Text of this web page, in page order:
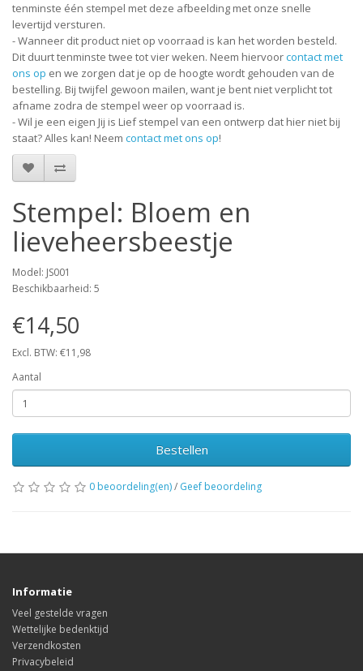
tenminste één stempel met deze afbeelding met onze snelle
levertijd versturen.
- Wanneer dit product niet op voorraad is kan het worden besteld.
Dit duurt tenminste twee tot vier weken. Neem hiervoorcontact met
ons op en we zorgen dat je op de hoogte wordt gehouden van de
bestelling. Bij twijfel gewoon mailen, want je bent niet verplicht tot
afname zodra de stempel weer op voorraad is.
- Wil je een eigen Jij is Lief stempel van een ontwerp dat hier niet bij
staat? Alles kan! Neem contact met ons op!
Stempel: Bloem en
lieveheersbeestje
Model: JS001
Beschikbaarheid: 5
€14,50
Excl. BTW: €11,98
Aantal
Bestellen
0 beoordeling(en)/ Geef beoordeling
Informatie
Veel gestelde vragen
Wettelijke bedenktijd
Verzendkosten
Privacybeleid